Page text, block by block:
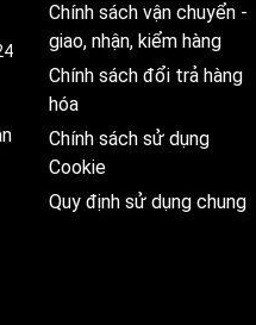
Chính sách vận chuyển -
giao, nhận, kiểm hàng
Chính sách đổi trả hàng
hóa
Chính sách sử dụng
Cookie
Quy định sử dụng chung